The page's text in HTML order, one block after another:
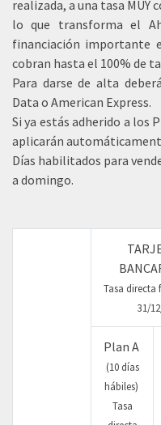
realizada, a una tasa MUY
lo que transforma el
financiación importante
cobran hasta el 100% de
Para darse de alta
Data o American Express.
Si ya estás adherido a los
aplicarán
Días habilitados para
a domingo.
Tasa directa
31/
Plan A
(10 días
hábiles)
Tasa